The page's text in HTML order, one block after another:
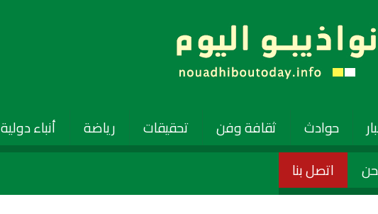
حوادث ثقافة وفن تحقيقات رياضة أنباء دولية
اتصل بنا